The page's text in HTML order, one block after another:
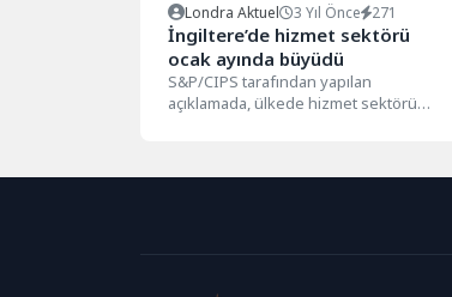
Londra Aktuel 3 Yıl Önce 271
İngiltere’de hizmet sektörü
ocak ayında büyüdü
S&P/CIPS tarafından yapılan
açıklamada, ülkede hizmet sektörü